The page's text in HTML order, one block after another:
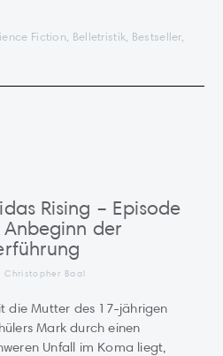
Fiction, Belletristik, Bestseller,
Rising – Episode
Anbeginn der
Christopher Baal
die Mutter des 17-jährigen
Mark durch einen
Unfall im Koma liegt,